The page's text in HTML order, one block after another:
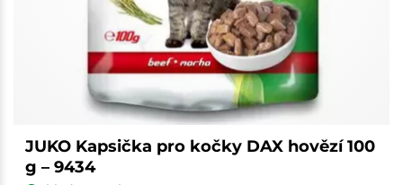
JUKO Kapsička pro kočky DAX hovězí 100
g – 9434